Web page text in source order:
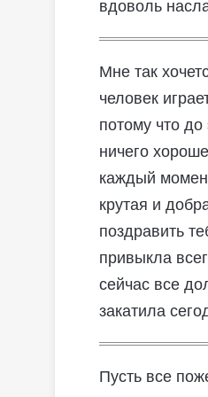
вдоволь
Мне так
человек
потому что
ничего
каждый
крутая и
поздравить
привыкла
сейчас все
закатила
Пусть все